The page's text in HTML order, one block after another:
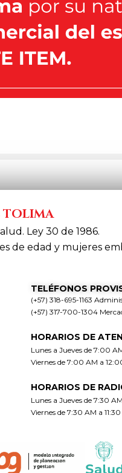
TOLIMA
Ley 30 de 1986.
de edad y mujeres
TELÉFONOS
(+57) 318-695-1163
(+57) 317-700-1304
HORARIOS DE
Lunes a Jueves de 7:00
Viernes de 7:00 AM a
HORARIOS DE
Lunes a Jueves de 7:30
Viernes de 7:30 AM a